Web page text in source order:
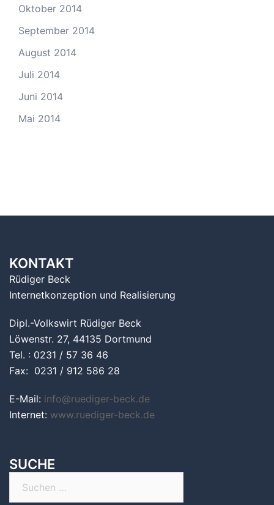
Oktober 2014
September 2014
August 2014
Juli 2014
Juni 2014
Mai 2014
KONTAKT
Rüdiger Beck
Internetkonzeption und Realisierung
Dipl.-Volkswirt Rüdiger Beck
Löwenstr. 27, 44135 Dortmund
Tel. : 0231 / 57 36 46
Fax: 0231 / 912 586 28
E-Mail: info@ruediger-beck.de
Internet: www.ruediger-beck.de
SUCHE
nach: